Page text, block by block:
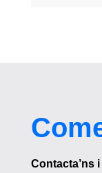
Contacta’ns